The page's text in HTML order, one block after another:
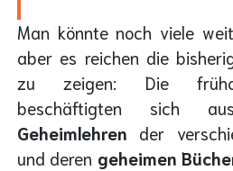
Man könnte noch viele
aber es reichen die
zu zeigen: Die
beschäftigten sich
Geheimlehren der
und deren geheimen